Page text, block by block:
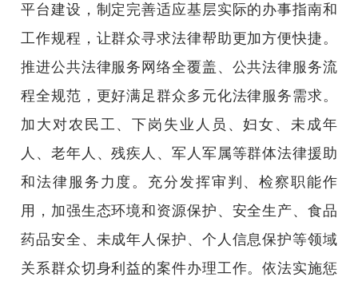
平台建设，制定完善适应基层实际的办事指南和
工作规程，让群众寻求法律帮助更加方便快捷。
推进公共法律服务网络全覆盖、公共法律服务流
程全规范，更好满足群众多元化法律服务需求。
加大对农民工、下岗失业人员、妇女、未成年
人、老年人、残疾人、军人军属等群体法律援助
和法律服务力度。充分发挥审判、检察职能作
用，加强生态环境和资源保护、安全生产、食品
药品安全、未成年人保护、个人信息保护等领域
关系群众切身利益的案件办理工作。依法实施惩